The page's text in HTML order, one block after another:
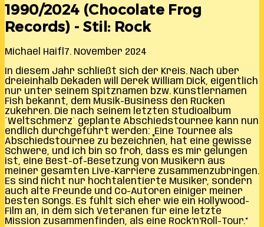
1990/2024 (Chocolate Frog
Records) - Stil: Rock
Michael Haifl 7. November 2024
In diesem Jahr schließt sich der Kreis. Nach über
dreieinhalb Dekaden will Derek William Dick, eigentlich
nur unter seinem Spitznamen bzw. Künstlernamen
Fish bekannt, dem Musik-Business den Rücken
zukehren. Die nach seinem letzten Studioalbum
´Weltschmerz´ geplante Abschiedstournee kann nun
endlich durchgeführt werden: „Eine Tournee als
Abschiedstournee zu bezeichnen, hat eine gewisse
Schwere, und ich bin so froh, dass es mir gelungen
ist, eine Best-of-Besetzung von Musikern aus
meiner gesamten Live-Karriere zusammenzubringen.
Es sind nicht nur hochtalentierte Musiker, sondern
auch alte Freunde und Co-Autoren einiger meiner
besten Songs. Es fühlt sich eher wie ein Hollywood-
Film an, in dem sich Veteranen für eine letzte
Mission zusammenfinden, als eine Rock‘n‘Roll-Tour.“